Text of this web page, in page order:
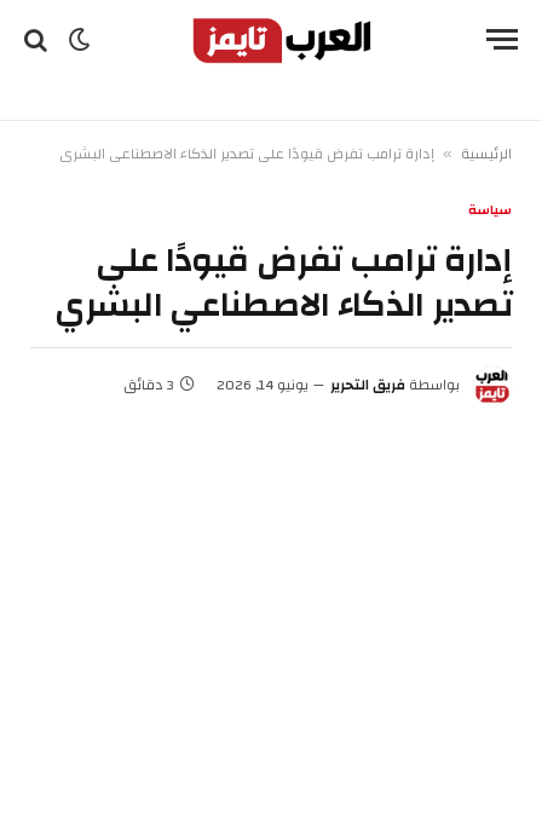
الرئيسية » إدارة ترامب تفرض قيودًا على تصدير الذكاء الاصطناعي البشري
سياسة
إدارة ترامب تفرض قيودًا على
تصدير الذكاء الاصطناعي البشري
بواسطةفريق التحرير يونيو 14, 2026 3 دقائق